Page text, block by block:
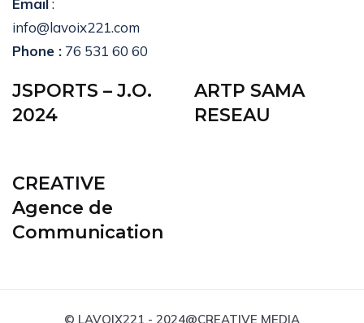
Email:
info@lavoix221.com
Phone : 76 531 60 60
JSPORTS – J.O.
2024
ARTP SAMA
RESEAU
CREATIVE
Agence de
Communication
© LAVOIX221 - 2024@CREATIVE MEDIA